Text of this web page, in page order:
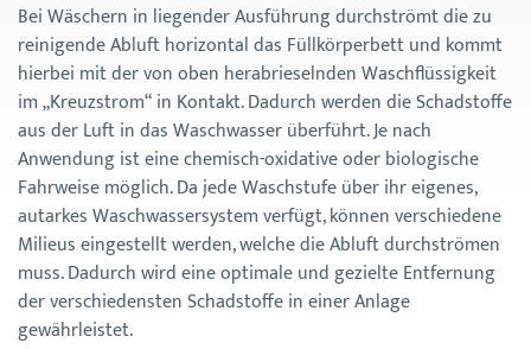
Bei Wäschern in liegender Ausführung durchströmt die zu
reinigende Abluft horizontal das Füllkörperbett und kommt
hierbei mit der von oben herabrieselnden Waschflüssigkeit
im „Kreuzstrom“ in Kontakt. Dadurch werden die Schadstoffe
aus der Luft in das Waschwasser überführt. Je nach
Anwendung ist eine chemisch-oxidative oder biologische
Fahrweise möglich. Da jede Waschstufe über ihr eigenes,
autarkes Waschwassersystem verfügt, können verschiedene
Milieus eingestellt werden, welche die Abluft durchströmen
muss. Dadurch wird eine optimale und gezielte Entfernung
der verschiedensten Schadstoffe in einer Anlage
gewährleistet.